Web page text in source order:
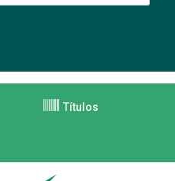
Títulos